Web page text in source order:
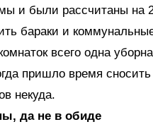
и были рассчитаны на
бараки и
всего одна
пришло время
некуда.
да не в обиде